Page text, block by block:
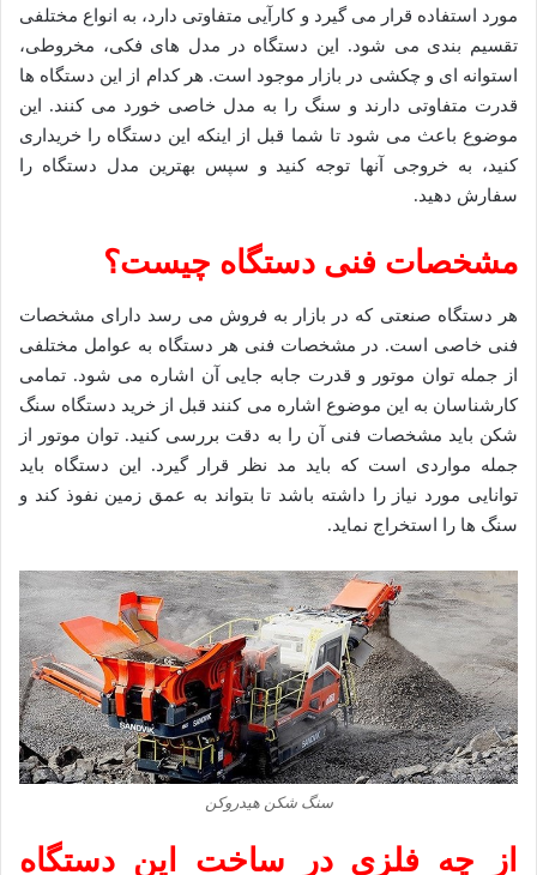
مورد استفاده قرار می گیرد و کارآیی متفاوتی دارد، به انواع مختلفی
تقسیم بندی می شود. این دستگاه در مدل های فکی، مخروطی،
استوانه ای و چکشی در بازار موجود است. هر کدام از این دستگاه ها
قدرت متفاوتی دارند و سنگ را به مدل خاصی خورد می کنند. این
موضوع باعث می شود تا شما قبل از اینکه این دستگاه را خریداری
کنید، به خروجی آنها توجه کنید و سپس بهترین مدل دستگاه را
سفارش دهید.
مشخصات فنی دستگاه چیست؟
هر دستگاه صنعتی که در بازار به فروش می رسد دارای مشخصات
فنی خاصی است. در مشخصات فنی هر دستگاه به عوامل مختلفی
از جمله توان موتور و قدرت جابه جایی آن اشاره می شود. تمامی
کارشناسان به این موضوع اشاره می کنند قبل از خرید دستگاه سنگ
شکن باید مشخصات فنی آن را به دقت بررسی کنید. توان موتور از
جمله مواردی است که باید مد نظر قرار گیرد. این دستگاه باید
توانایی مورد نیاز را داشته باشد تا بتواند به عمق زمین نفوذ کند و
سنگ ها را استخراج نماید.
سنگ شکن هیدروکن
از چه فلزی در ساخت این دستگاه